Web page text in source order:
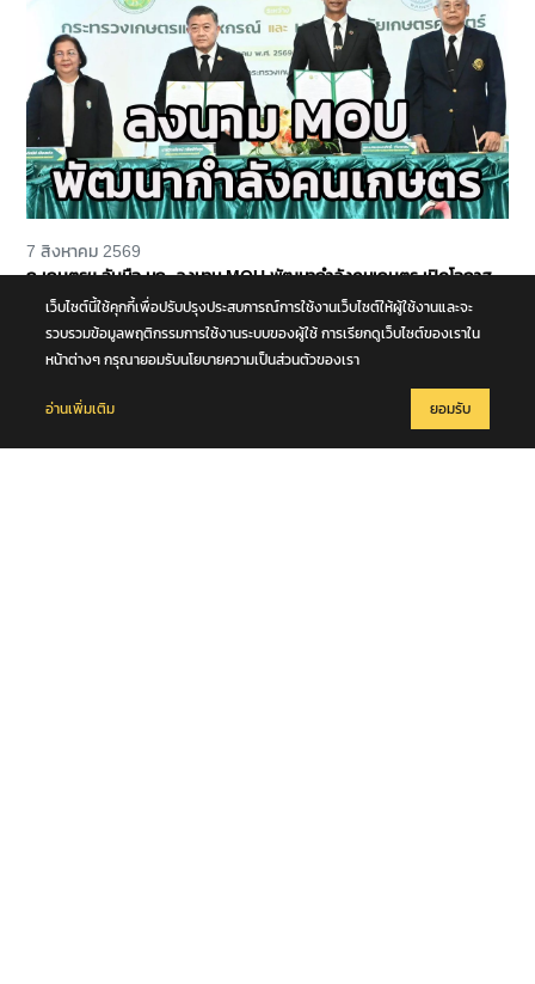
7 สิงหาคม 2569
ก.เกษตรฯ จับมือ มก. ลงนาม MOU พัฒนากำลังคนเกษตร เปิดโอกาส
เกษตรกร ทายาทเกษตรกร สะสมหน่วยกิต ต่อยอดสู่ปริญญา
เว็บไซต์นี้ใช้คุกกี้เพื่อปรับปรุงประสบการณ์การใช้งานเว็บไซต์ให้ผู้ใช้งานและจะ
รวบรวมข้อมูลพฤติกรรมการใช้งานระบบของผู้ใช้ การเรียกดูเว็บไซต์ของเราใน
หน้าต่างๆ กรุณายอมรับนโยบายความเป็นส่วนตัวของเรา
อ่านเพิ่มเติม ยอมรับ